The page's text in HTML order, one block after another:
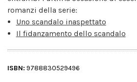
romanzi della serie:
Uno scandalo inaspettato
Il fidanzamento dello scandalo
ISBN: 9788830529496